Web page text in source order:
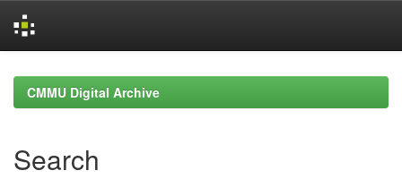
navigationCMMU Digital Archive
Search